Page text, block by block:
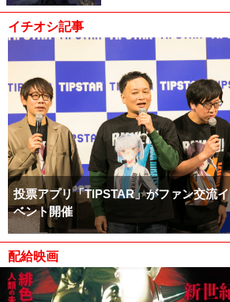
イチオシ記事
投票アプリ「TIPSTAR」がファン交流イ
ベント開催
配給映画